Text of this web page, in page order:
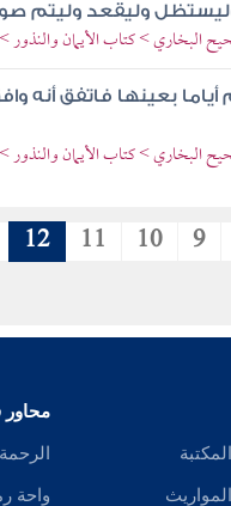
وليقعد وليتم
> كتاب الأيمان والنذور
بعينها فاتفق أنه
> كتاب الأيمان والنذور
9
10
11
12
المكتبة
المواريث
محاور
واحة